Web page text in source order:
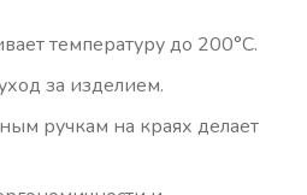
температуру до 200°С.
за изделием.
ручкам на краях делает